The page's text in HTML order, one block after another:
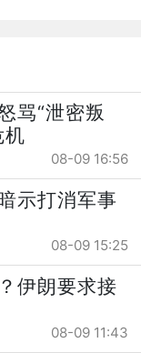
骂“泄密叛
机
08-09 16:56
示打消军事
08-09 15:25
伊朗要求接
08-09 11:43